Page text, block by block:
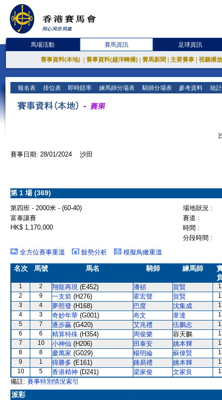
馬場活動 賽馬資訊 足球資訊
賽事資料(本地) 賽事資料(越洋轉播) 賽馬新聞 主要賽事 視聽播
報名表 排位表 即時賠率 練馬師分場表 騎師分場表 參考資料 統
賽事日期: 28/01/2024 沙田
第 1 場 (369)
第四班 - 2000米 - (60-40)
場地狀況 :
富泰讓賽
賽道 :
HK$ 1,170,000
時間 :
分段時間 :
全方位賽事重溫
餘勢分析 模擬鳥瞰重溫
名次 馬號 馬名 騎師 練馬師
1 2 翔龍再現 (E452) 潘頓 賀賢
2
9 一支箭 (H276) 霍宏聲 賀賢
3
4 夢照發 (H168) 巴度 沈集成
4
3 奇妙年華 (G001) 布文 韋達
5
7 逐步贏 (G420) 艾兆禮 伍鵬志
6
6 精算特殊 (H354) 周俊樂 容天鵬
7
10 小神仙 (H206) 田泰安 姚本輝
8
8 慶萬家 (G029) 楊明綸 蘇偉賢
9
1 得勝多 (E161) 鍾易禮 姚本輝
10
5 香港精神 (D241) 梁家俊 文家良
備註: 賽事特別情況索引
派彩